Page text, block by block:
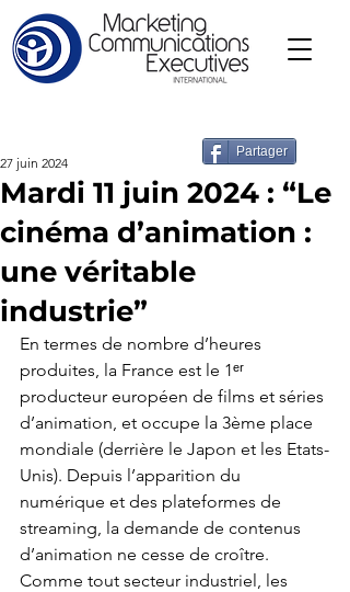
Mardi 11 juin 2024 : “Le
cinéma d’animation :
une véritable
industrie”
27 juin 2024
En termes de nombre d’heures
produites, la France est le 1ᵉʳ
producteur européen de films et séries
d’animation, et occupe la 3ème place
mondiale (derrière le Japon et les Etats-
Unis). Depuis l’apparition du
numérique et des plateformes de
streaming, la demande de contenus
d’animation ne cesse de croître.
Comme tout secteur industriel, les
Partager